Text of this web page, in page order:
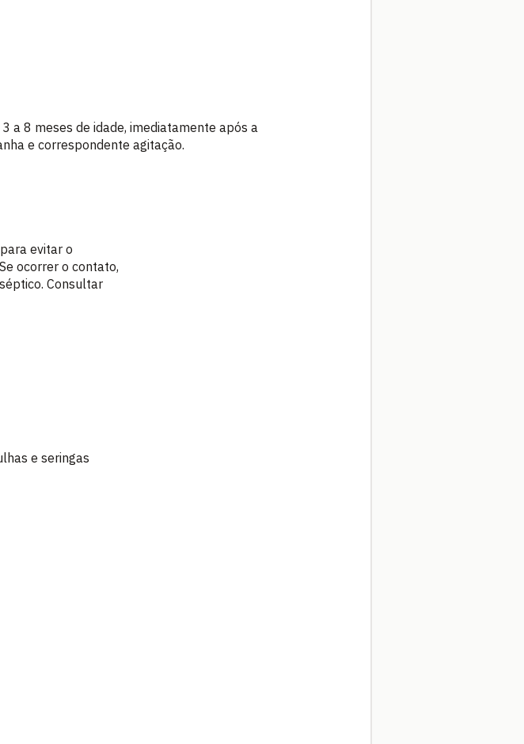
a 8 meses de idade, imediatamente após a
e correspondente agitação.
evitar o
ocorrer o contato,
Consultar
e seringas